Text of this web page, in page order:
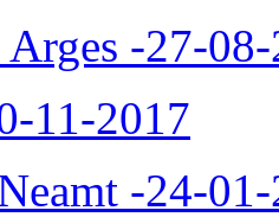
-27-
11-2017
-24-01-